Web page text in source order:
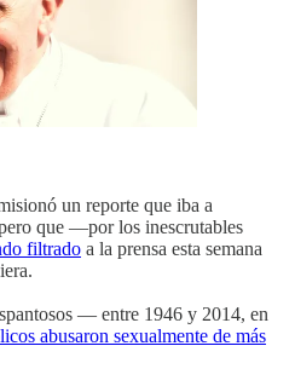
un reporte que iba a
que —por los inescrutables
filtrado a la prensa esta semana
— entre 1946 y 2014, en
abusaron sexualmente de más